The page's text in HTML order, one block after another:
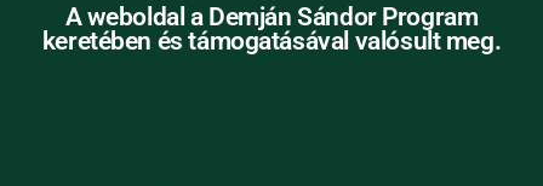
A weboldal a Demján Sándor Program
keretében és támogatásával valósult meg.